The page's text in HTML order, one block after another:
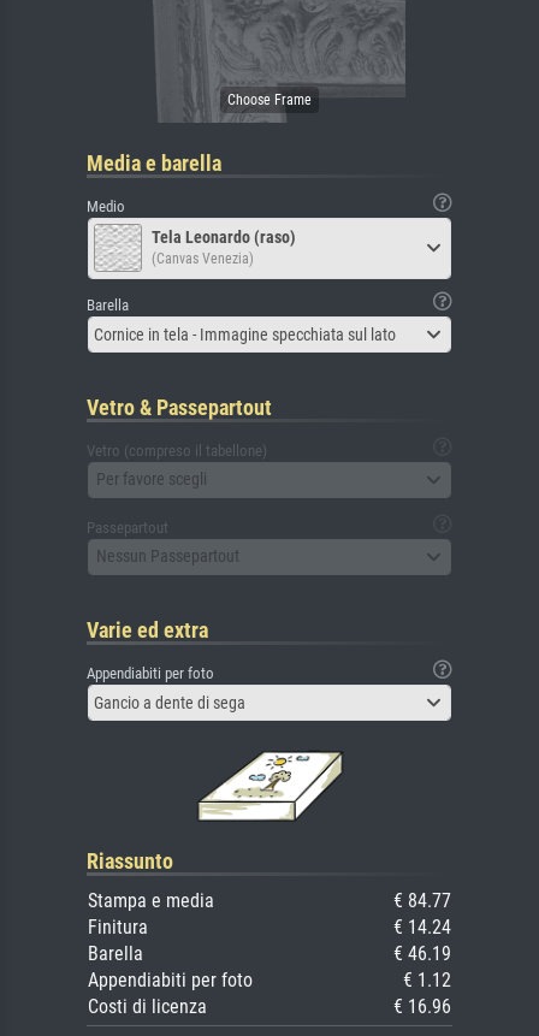
Media e barella
Medio
Tela Leonardo (raso)
(Canvas Venezia)
Barella
Cornice in tela - Immagine specchiata sul lato
Vetro & Passepartout
Vetro (compreso il tabellone)
Per favore scegli
Passepartout
Nessun Passepartout
Varie ed extra
Appendiabiti per foto
Gancio a dente di sega
Riassunto
Stampa e media
€ 84.77
Finitura
€ 14.24
Barella
€ 46.19
Appendiabiti per foto
€ 1.12
Costi di licenza
€ 16.96